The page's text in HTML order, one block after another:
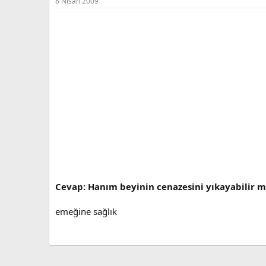
Cevap: Hanım beyinin cenazesini yıkayabilir
emeğine sağlık